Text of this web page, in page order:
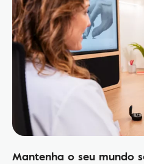
Mantenha o seu mundo